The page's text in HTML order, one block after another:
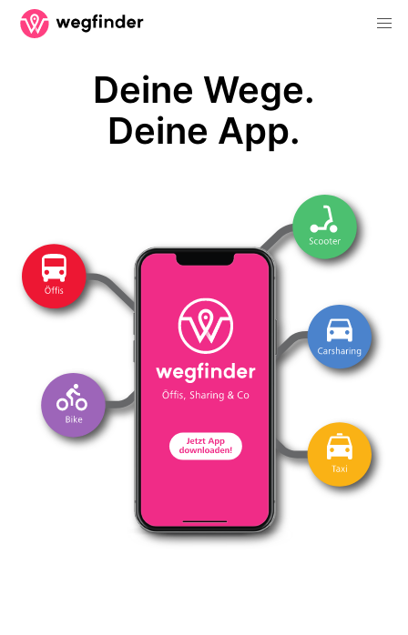
Deine Wege.
Deine App.